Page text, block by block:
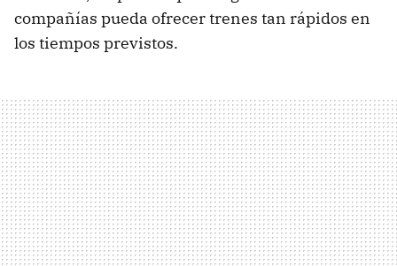
compañías pueda ofrecer trenes tan rápidos en
los tiempos previstos.